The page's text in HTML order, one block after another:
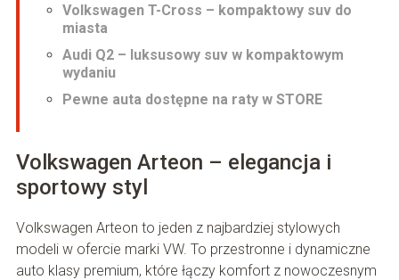
Volkswagen T-Cross – kompaktowy suv do
miasta
Audi Q2 – luksusowy suv w kompaktowym
wydaniu
Pewne auta dostępne na raty w STORE
Volkswagen Arteon – elegancja i
sportowy styl
Volkswagen Arteon to jeden z najbardziej stylowych
modeli w ofercie marki VW. To przestronne i dynamiczne
auto klasy premium, które łączy komfort z nowoczesnym